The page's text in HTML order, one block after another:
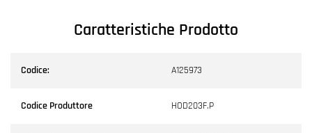
Caratteristiche Prodotto
Codice: A125973
Codice Produttore HOD203F.P